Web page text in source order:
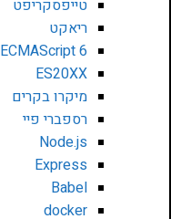
טייפסקריפט
ריאקט
ECMAScript 6
ES20XX
מיקרו בקרים
רספברי פיי
Node.js
Express
Babel
docker